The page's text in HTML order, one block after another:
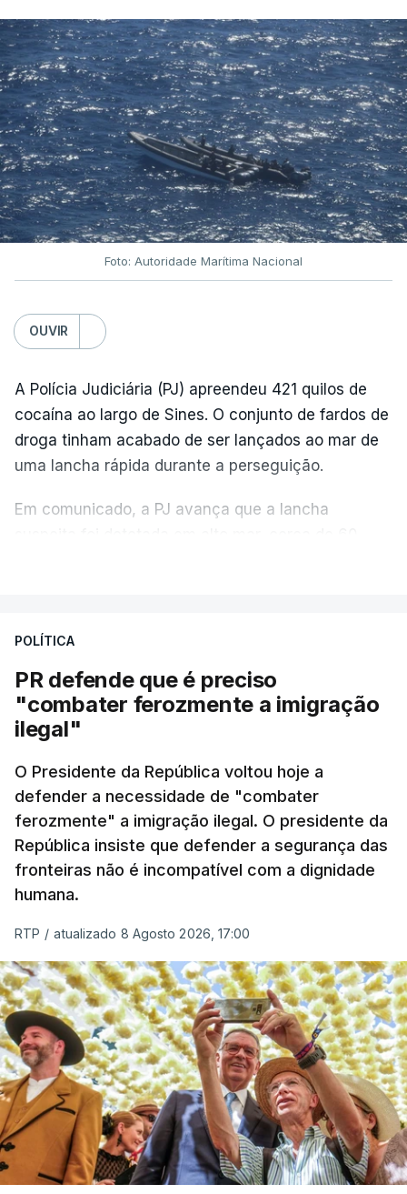
Foto: Autoridade Marítima Nacional
OUVIR
A Polícia Judiciária (PJ) apreendeu 421 quilos de
cocaína ao largo de Sines. O conjunto de fardos de
droga tinham acabado de ser lançados ao mar de
uma lancha rápida durante a perseguição.
Em comunicado, a PJ avança que a lancha
desencadeando uma ação de prevenção
articulação com a Marinha, a Autoridade Marítima
Nacional e a Força Aérea.
apreendida mais cocaína até ao momento de que
em todo o ano de 2025.
A ação de prevenção visa a deteção em alto mar
de embarcações de alta velocidade (EAV) que
utilizam a costa nacional para o tráfico de droga.
c/ Lusa
POLÍTICA
PR defende que é preciso
"combater ferozmente a imigração
ilegal"
O Presidente da República voltou hoje a
defender a necessidade de "combater
ferozmente" a imigração ilegal. O presidente da
República insiste que defender a segurança das
fronteiras não é incompatível com a dignidade
humana.
RTP / atualizado 8 Agosto 2026, 17:00